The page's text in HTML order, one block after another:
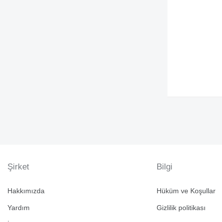
Şirket
Hakkımızda
Yardım
Bilgi
Hüküm ve Koşullar
Gizlilik politikası